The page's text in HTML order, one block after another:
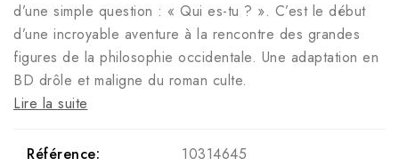
d’une simple question : « Qui es-tu ? ». C’est le début
d’une incroyable aventure à la rencontre des grandes
figures de la philosophie occidentale. Une adaptation en
BD drôle et maligne du roman culte.
Lire la suite
Référence:
10314645